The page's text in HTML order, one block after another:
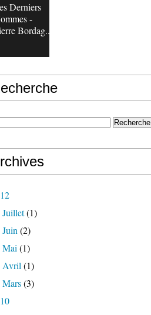
Derniers
-
Bordag...
Juillet(1)
Juin (2)
Mai (1)
Avril (1)
Mars(3)